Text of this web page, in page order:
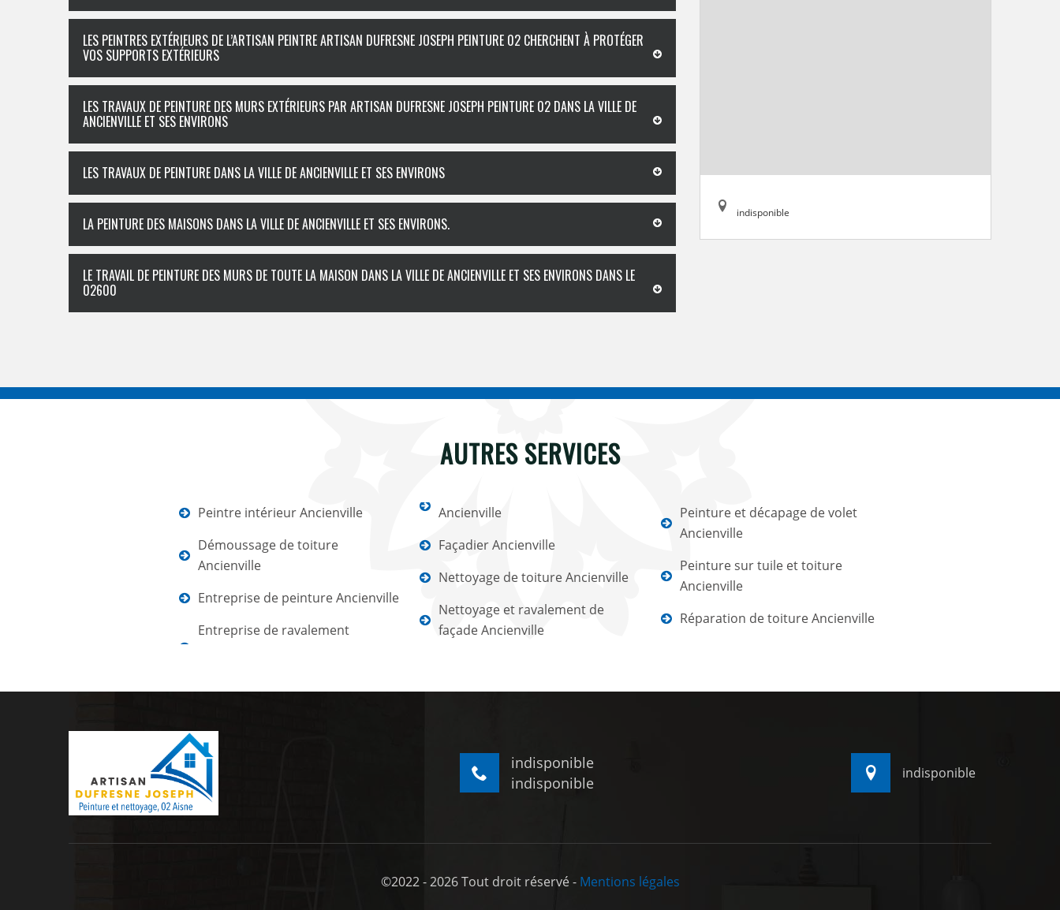
LES PEINTRES EXTÉRIEURS DE L’ARTISAN PEINTRE ARTISAN DUFRESNE JOSEPH PEINTURE 02 CHERCHENT À PROTÉGER
VOS SUPPORTS EXTÉRIEURS
LES TRAVAUX DE PEINTURE DES MURS EXTÉRIEURS PAR ARTISAN DUFRESNE JOSEPH PEINTURE 02 DANS LA VILLE DE
ANCIENVILLE ET SES ENVIRONS
LES TRAVAUX DE PEINTURE DANS LA VILLE DE ANCIENVILLE ET SES ENVIRONS
LA PEINTURE DES MAISONS DANS LA VILLE DE ANCIENVILLE ET SES ENVIRONS.
LE TRAVAIL DE PEINTURE DES MURS DE TOUTE LA MAISON DANS LA VILLE DE ANCIENVILLE ET SES ENVIRONS DANS LE
02600
indisponible
AUTRES SERVICES
Peintre intérieur Ancienville
Démoussage de toiture
Ancienville
Entreprise de peinture Ancienville
Entreprise de ravalement
Ancienville
Façadier Ancienville
Nettoyage de toiture Ancienville
Nettoyage et ravalement de
façade Ancienville
Peinture et décapage de volet
Ancienville
Peinture sur tuile et toiture
Ancienville
Réparation de toiture Ancienville
indisponible
indisponible
indisponible
©2022 - 2026 Tout droit réservé - Mentions légales